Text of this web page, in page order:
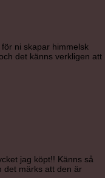
ni skapar himmelsk
det känns verkligen att
jag köpt!! Känns så
det märks att den är